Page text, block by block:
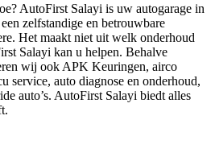
AutoFirst Salayi is uw autogarage in
zelfstandige en betrouwbare
Het maakt niet uit welk onderhoud
Salayi kan u helpen. Behalve
wij ook APK Keuringen, airco
service, auto diagnose en onderhoud,
auto’s. AutoFirst Salayi biedt alles